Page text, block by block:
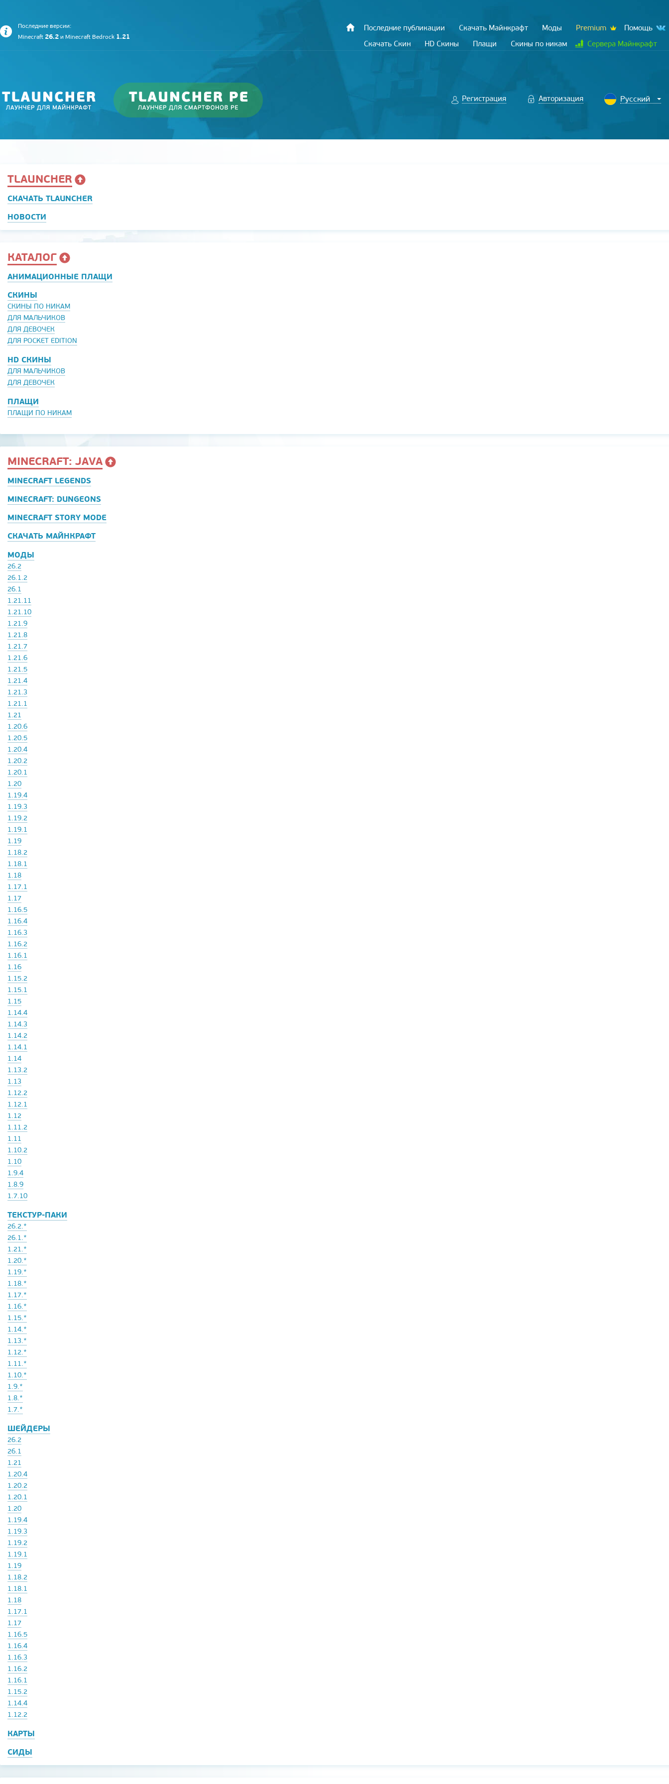
Последние версии:
Minecraft 26.2 и Minecraft Bedrock 1.21
Последние публикации Скачать Майнкрафт Моды Premium
Помощь
Скачать Скин
HD Скины Плащи Скины по никам Сервера Майнкрафт
Регистрация Авторизация
TLAUNCHER
СКАЧАТЬ TLAUNCHER
НОВОСТИ
КАТАЛОГ
АНИМАЦИОННЫЕ ПЛАЩИ
СКИНЫ
СКИНЫ ПО НИКАМ
ДЛЯ МАЛЬЧИКОВ
ДЛЯ ДЕВОЧЕК
ДЛЯ POCKET EDITION
HD СКИНЫ
ДЛЯ МАЛЬЧИКОВ
ДЛЯ ДЕВОЧЕК
ПЛАЩИ
ПЛАЩИ ПО НИКАМ
MINECRAFT: JAVA
MINECRAFT LEGENDS
MINECRAFT: DUNGEONS
MINECRAFT STORY MODE
СКАЧАТЬ МАЙНКРАФТ
МОДЫ
26.2
26.1.2
26.1
1.21.11
1.21.10
1.21.9
1.21.8
1.21.7
1.21.6
1.21.5
1.21.4
1.21.3
1.21.1
1.21
1.20.6
1.20.5
1.20.4
1.20.2
1.20.1
1.20
1.19.4
1.19.3
1.19.2
1.19.1
1.19
1.18.2
1.18.1
1.18
1.17.1
1.17
1.16.5
1.16.4
1.16.3
1.16.2
1.16.1
1.16
1.15.2
1.15.1
1.15
1.14.4
1.14.3
1.14.2
1.14.1
1.14
1.13.2
1.13
1.12.2
1.12.1
1.12
1.11.2
1.11
1.10.2
1.10
1.9.4
1.8.9
1.7.10
ТЕКСТУР-ПАКИ
26.2.*
26.1.*
1.21.*
1.20.*
1.19.*
1.18.*
1.17.*
1.16.*
1.15.*
1.14.*
1.13.*
1.12.*
1.11.*
1.10.*
1.9.*
1.8.*
1.7.*
ШЕЙДЕРЫ
26.2
26.1
1.21
1.20.4
1.20.2
1.20.1
1.20
1.19.4
1.19.3
1.19.2
1.19.1
1.19
1.18.2
1.18.1
1.18
1.17.1
1.17
1.16.5
1.16.4
1.16.3
1.16.2
1.16.1
1.15.2
1.14.4
1.12.2
КАРТЫ
СИДЫ